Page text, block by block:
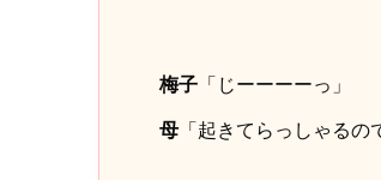
梅子「じーーーーっ」
母「起きてらっしゃるの